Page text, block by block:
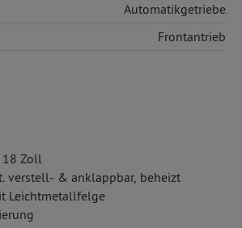
Automatikgetriebe
Frontantrieb
18 Zoll
verstell- & anklappbar, beheizt
Leichtmetallfelge